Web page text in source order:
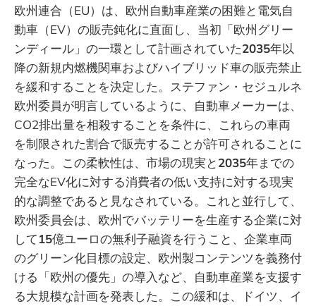
欧州連合（EU）は、欧州自動車産業の困難と電気自
動車（EV）の販売鈍化に直面し、当初「欧州グリー
ンディール」の一環として計画されていた2035年以
降の新規内燃機関車およびハイブリッド車の販売禁止
を緩和することを決定した。ステファン・セジュルネ
欧州委員が明言しているように、自動車メーカーは、
CO2排出量を相殺することを条件に、これらの車両
を制限された割合で販売することが許可されることに
なった。この柔軟性は、市場の現実と2035年までの
完全なEV化に対する消費者の低い支持に対する現実
的な調整であると見なされている。これと並行して、
欧州委員会は、欧州でバッテリーを生産する企業に対
して15億ユーロの無利子融資を行うこと、企業車両
のグリーン化目標の設定、欧州製コンテンツを義務付
ける「欧州の優先」の導入など、自動車産業を支援す
る大規模な計画を発表した。この緩和は、ドイツ、イ